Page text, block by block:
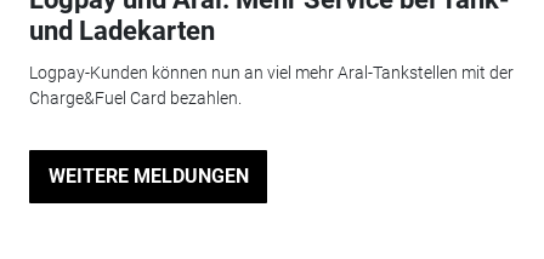
und Ladekarten
Logpay-Kunden können nun an viel mehr Aral-Tankstellen mit der
Charge&Fuel Card bezahlen.
WEITERE MELDUNGEN